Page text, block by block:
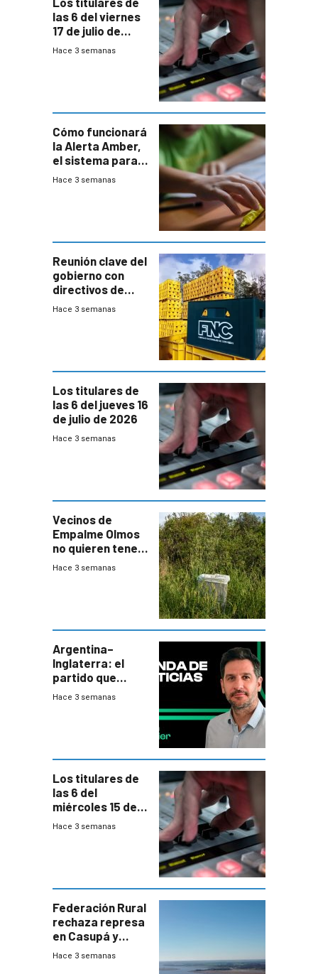
las 6 del viernes
17 de julio de
2026
Hace 3 semanas
Cómo funcionará
la Alerta Amber,
el sistema para
la búsqueda
Hace 3 semanas
Reunión clave del
gobierno con
directivos de
Fábricas
Hace 3 semanas
Los titulares de
las 6 del jueves 16
de julio de 2026
Hace 3 semanas
Vecinos de
Empalme Olmos
no quieren tener
cerca una planta
departamental
Hace 3 semanas
Argentina–
Inglaterra: el
partido que
nunca termina
Hace 3 semanas
Los titulares de
las 6 del
miércoles 15 de
julio de 2026
Hace 3 semanas
Federación Rural
rechaza represa
en Casupá y
firma demanda
Hace 3 semanas